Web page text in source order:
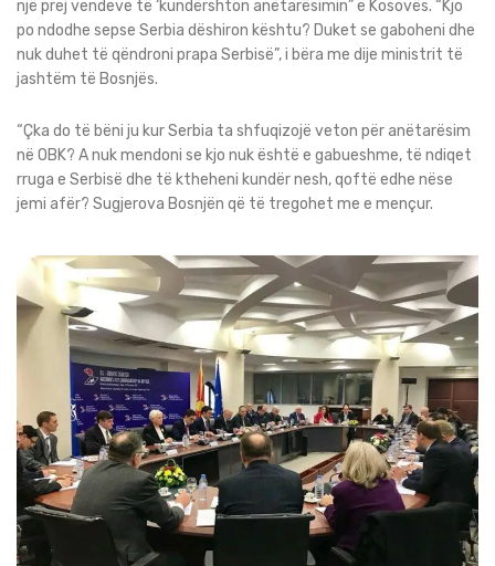
një prej vendeve të ‘kundërshton anëtarësimin” e Kosovës. “Kjo
po ndodhe sepse Serbia dëshiron kështu? Duket se gaboheni dhe
nuk duhet të qëndroni prapa Serbisë”, i bëra me dije ministrit të
jashtëm të Bosnjës.
“Çka do të bëni ju kur Serbia ta shfuqizojë veton për anëtarësim
në OBK? A nuk mendoni se kjo nuk është e gabueshme, të ndiqet
rruga e Serbisë dhe të ktheheni kundër nesh, qoftë edhe nëse
jemi afër? Sugjerova Bosnjën që të tregohet me e mençur.